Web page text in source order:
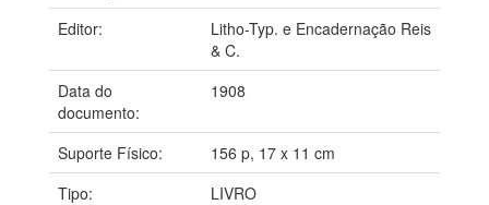
Editor:
Litho-Typ. e Encadernação Reis
& C.
Data do
documento:
1908
Suporte Físico:
156 p, 17 x 11 cm
Tipo:
LIVRO